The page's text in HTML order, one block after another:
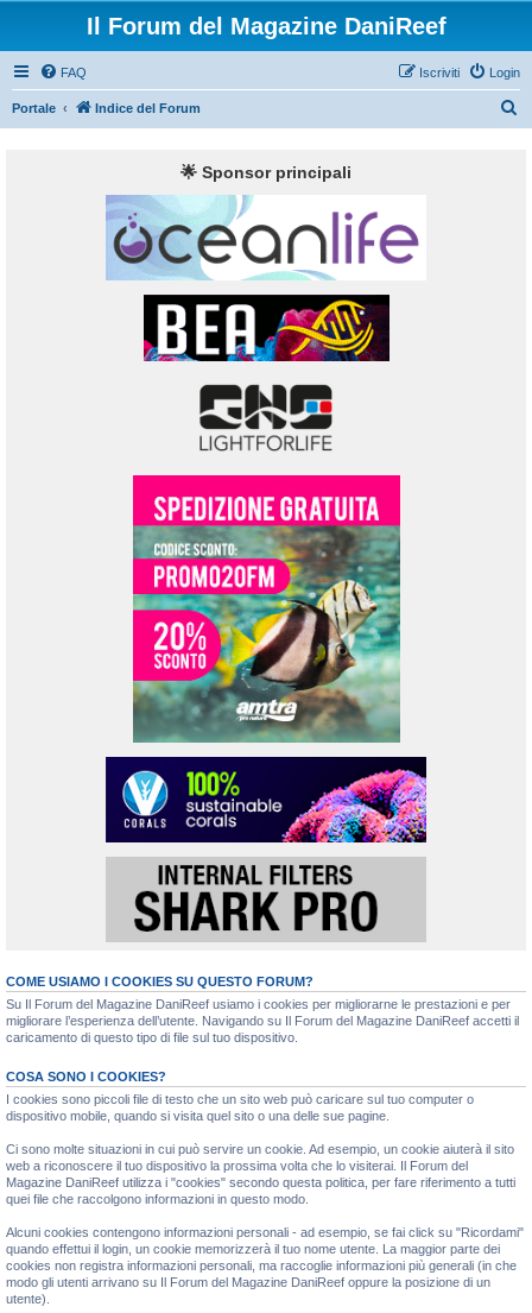
Il Forum del Magazine DaniReef
FAQ Login
Iscriviti
Portale Indice del Forum
🌟 Sponsor principali
COME USIAMO I COOKIES SU QUESTO FORUM?
Su Il Forum del Magazine DaniReef usiamo i cookies per migliorarne le prestazioni e per
migliorare l’esperienza dell’utente. Navigando su Il Forum del Magazine DaniReef accetti il
caricamento di questo tipo di file sul tuo dispositivo.
COSA SONO I COOKIES?
I cookies sono piccoli file di testo che un sito web può caricare sul tuo computer o
dispositivo mobile, quando si visita quel sito o una delle sue pagine.
Ci sono molte situazioni in cui può servire un cookie. Ad esempio, un cookie aiuterà il sito
web a riconoscere il tuo dispositivo la prossima volta che lo visiterai. Il Forum del
Magazine DaniReef utilizza i "cookies" secondo questa politica, per fare riferimento a tutti
quei file che raccolgono informazioni in questo modo.
Alcuni cookies contengono informazioni personali - ad esempio, se fai click su "Ricordami"
quando effettui il login, un cookie memorizzerà il tuo nome utente. La maggior parte dei
cookies non registra informazioni personali, ma raccoglie informazioni più generali (in che
modo gli utenti arrivano su Il Forum del Magazine DaniReef oppure la posizione di un
utente).